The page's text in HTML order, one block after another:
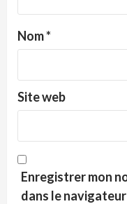
Nom*
Site web
Enregistrer mon
dans le